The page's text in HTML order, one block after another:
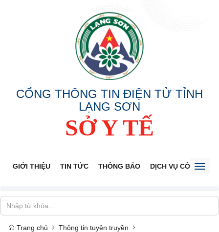
CỔNG THÔNG TIN ĐIỆN TỬ TỈNH
LẠNG SƠN
SỞ Y TẾ
GIỚI THIỆU TIN TỨC THÔNG BÁO DỊCH VỤ CÔNG
Trang chủ
Thông tin tuyên truyền